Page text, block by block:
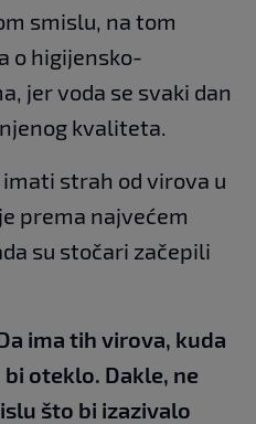
smislu, na tom
o higijensko-
jer voda se svaki dan
kvaliteta.
strah od virova u
prema najvećem
su stočari začepili
ima tih virova, kuda
oteklo. Dakle, ne
što bi izazivalo